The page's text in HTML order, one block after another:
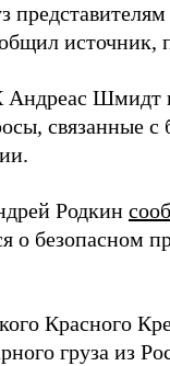
источник,
Шмидт
связанные с
Родкин
о безопасном
Красного
груза из